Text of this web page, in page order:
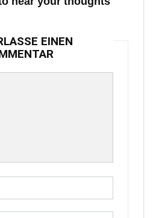
EINEN